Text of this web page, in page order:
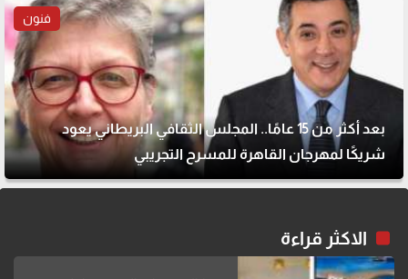
فنون
بعد أكثر من 15 عامًا.. المجلس الثقافي البريطاني يعود
شريكًا لمهرجان القاهرة للمسرح التجريبي
الاكثر قراءة